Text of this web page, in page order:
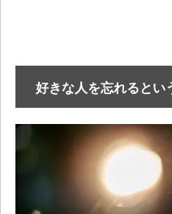
好きな人を忘れるとい